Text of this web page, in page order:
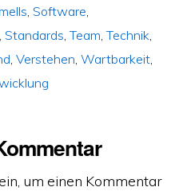
, Software,
, Standards,Team,Technik,
, Verstehen, Wartbarkeit,
um einen Kommentar